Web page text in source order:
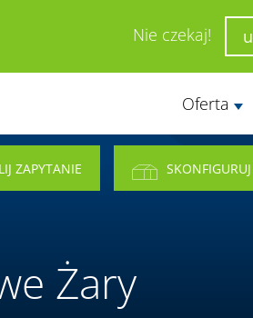
Nie czekaj!
Oferta
ZAPYTANIE
Żary